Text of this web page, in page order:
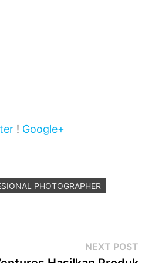
! Google+
PHOTOGRAPHER
NEXT POSTNext